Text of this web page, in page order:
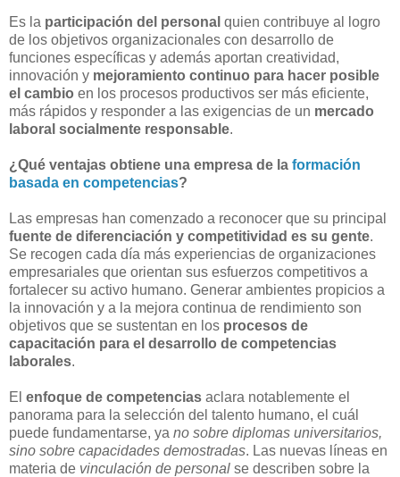
Es la participación del personal quien contribuye al logro
de los objetivos organizacionales con desarrollo de
funciones específicas y además aportan creatividad,
innovación y mejoramiento continuo para hacer posible
el cambio en los procesos productivos ser más eficiente,
más rápidos y responder a las exigencias de un mercado
laboral socialmente responsable.
¿Qué ventajas obtiene una empresa de la formación
basada en competencias?
Las empresas han comenzado a reconocer que su principal
fuente de diferenciación y competitividad es su gente.
Se recogen cada día más experiencias de organizaciones
empresariales que orientan sus esfuerzos competitivos a
fortalecer su activo humano. Generar ambientes propicios a
la innovación y a la mejora continua de rendimiento son
objetivos que se sustentan en los procesos de
capacitación para el desarrollo de competencias
laborales.
El enfoque de competencias aclara notablemente el
panorama para la selección del talento humano, el cuál
puede fundamentarse, ya no sobre diplomas universitarios,
sino sobre capacidades demostradas. Las nuevas líneas en
materia de vinculación de personal se describen sobre la